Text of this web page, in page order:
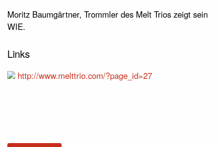
Moritz Baumgärtner, Trommler des Melt Trios zeigt sein
WIE.
Links
http://www.melttrio.com/?page_id=27